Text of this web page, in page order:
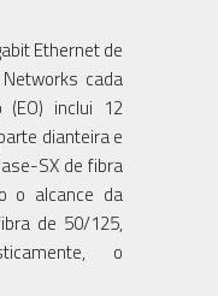
Ethernet de
cada
(EO) inclui 12
dianteira e
SX de fibra
o alcance da
de 50/125,
o